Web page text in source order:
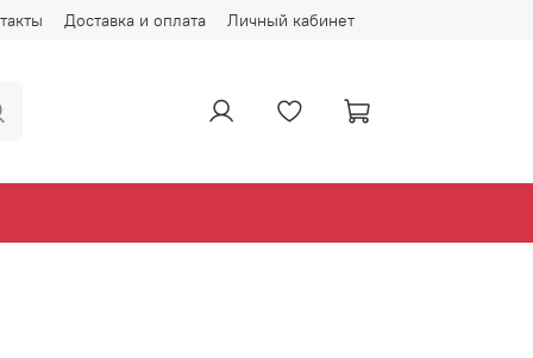
Доставка и оплата Личный кабинет